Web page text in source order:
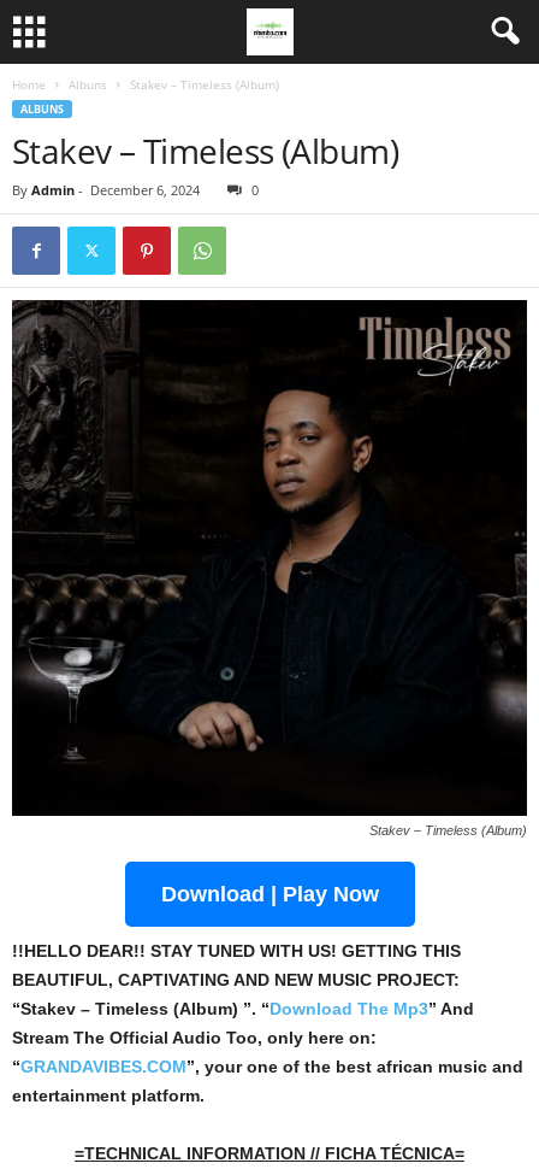
Home Albuns Stakev – Timeless (Album)
ALBUNS
Stakev – Timeless (Album)
By Admin - December 6, 2024 0
Stakev – Timeless (Album)
Download | Play Now
!!HELLO DEAR!! STAY TUNED WITH US! GETTING THIS
BEAUTIFUL, CAPTIVATING AND NEW MUSIC PROJECT:
“Stakev – Timeless (Album) ”. “Download The Mp3” And
Stream The Official Audio Too, only here on:
“GRANDAVIBES.COM”, your one of the best african music and
entertainment platform.
=TECHNICAL INFORMATION // FICHA TÉCNICA=